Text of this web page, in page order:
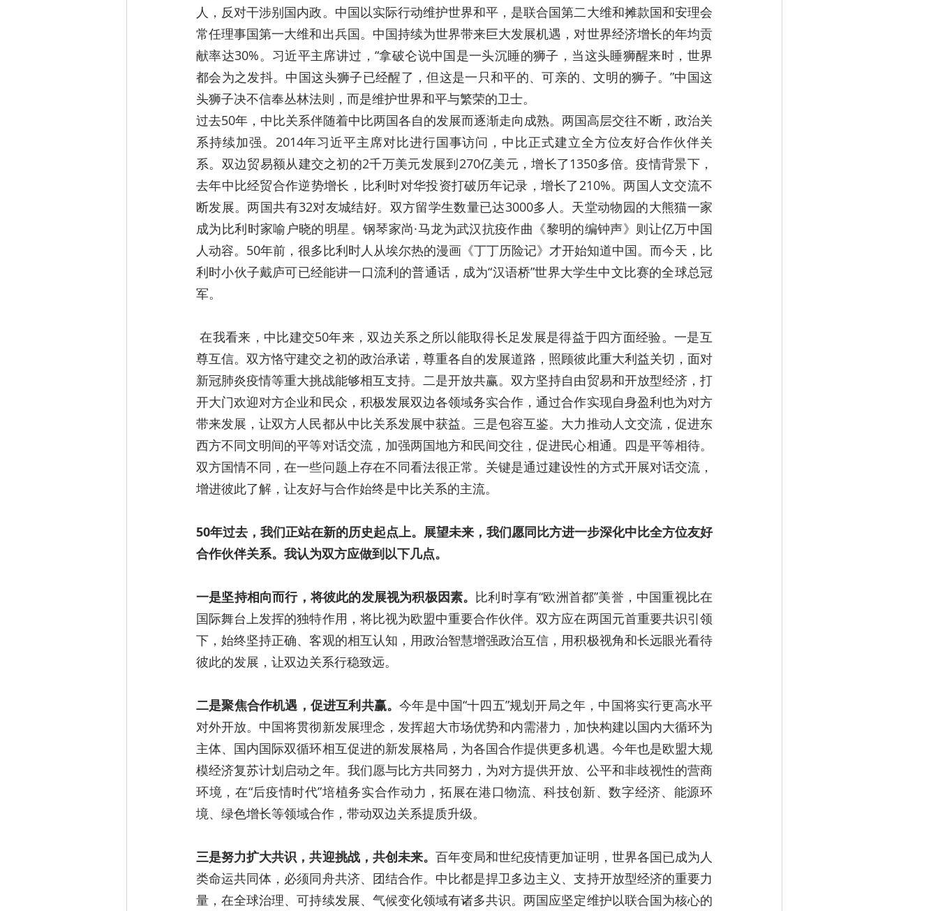
人，反对干涉别国内政。中国以实际行动维护世界和平，是联合国第二大维和摊款国和安理会
常任理事国第一大维和出兵国。中国持续为世界带来巨大发展机遇，对世界经济增长的年均贡
献率达30%。习近平主席讲过，“拿破仑说中国是一头沉睡的狮子，当这头睡狮醒来时，世界
都会为之发抖。中国这头狮子已经醒了，但这是一只和平的、可亲的、文明的狮子。”中国这
头狮子决不信奉丛林法则，而是维护世界和平与繁荣的卫士。
过去50年，中比关系伴随着中比两国各自的发展而逐渐走向成熟。两国高层交往不断，政治关
系持续加强。2014年习近平主席对比进行国事访问，中比正式建立全方位友好合作伙伴关
系。双边贸易额从建交之初的2千万美元发展到270亿美元，增长了1350多倍。疫情背景下，
去年中比经贸合作逆势增长，比利时对华投资打破历年记录，增长了210%。两国人文交流不
断发展。两国共有32对友城结好。双方留学生数量已达3000多人。天堂动物园的大熊猫一家
成为比利时家喻户晓的明星。钢琴家尚·马龙为武汉抗疫作曲《黎明的编钟声》则让亿万中国
人动容。50年前，很多比利时人从埃尔热的漫画《丁丁历险记》才开始知道中国。而今天，比
利时小伙子戴庐可已经能讲一口流利的普通话，成为“汉语桥”世界大学生中文比赛的全球总冠
军。
在我看来，中比建交50年来，双边关系之所以能取得长足发展是得益于四方面经验。一是互
尊互信。双方恪守建交之初的政治承诺，尊重各自的发展道路，照顾彼此重大利益关切，面对
新冠肺炎疫情等重大挑战能够相互支持。二是开放共赢。双方坚持自由贸易和开放型经济，打
开大门欢迎对方企业和民众，积极发展双边各领域务实合作，通过合作实现自身盈利也为对方
带来发展，让双方人民都从中比关系发展中获益。三是包容互鉴。大力推动人文交流，促进东
西方不同文明间的平等对话交流，加强两国地方和民间交往，促进民心相通。四是平等相待。
双方国情不同，在一些问题上存在不同看法很正常。关键是通过建设性的方式开展对话交流，
增进彼此了解，让友好与合作始终是中比关系的主流。
50年过去，我们正站在新的历史起点上。展望未来，我们愿同比方进一步深化中比全方位友好
合作伙伴关系。我认为双方应做到以下几点。
一是坚持相向而行，将彼此的发展视为积极因素。 比利时享有“欧洲首都”美誉，中国重视比在
国际舞台上发挥的独特作用，将比视为欧盟中重要合作伙伴。双方应在两国元首重要共识引领
下，始终坚持正确、客观的相互认知，用政治智慧增强政治互信，用积极视角和长远眼光看待
彼此的发展，让双边关系行稳致远。
二是聚焦合作机遇，促进互利共赢。今年是中国“十四五”规划开局之年，中国将实行更高水平
对外开放。中国将贯彻新发展理念，发挥超大市场优势和内需潜力，加快构建以国内大循环为
主体、国内国际双循环相互促进的新发展格局，为各国合作提供更多机遇。今年也是欧盟大规
模经济复苏计划启动之年。我们愿与比方共同努力，为对方提供开放、公平和非歧视性的营商
环境，在“后疫情时代”培植务实合作动力，拓展在港口物流、科技创新、数字经济、能源环
境、绿色增长等领域合作，带动双边关系提质升级。
三是努力扩大共识，共迎挑战，共创未来。 百年变局和世纪疫情更加证明，世界各国已成为人
类命运共同体，必须同舟共济、团结合作。中比都是捍卫多边主义、支持开放型经济的重要力
量，在全球治理、可持续发展、气候变化领域有诸多共识。两国应坚定维护以联合国为核心的